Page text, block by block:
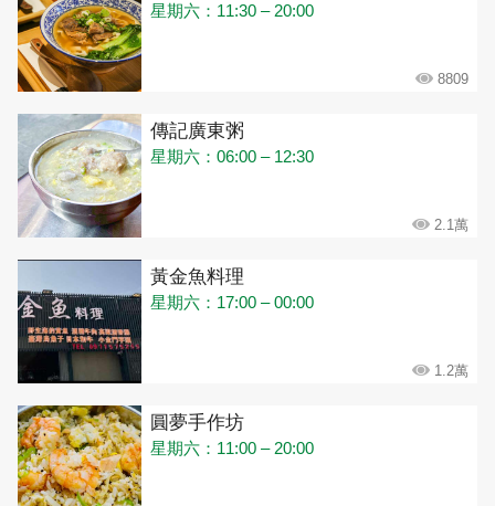
星期六：11:30 – 20:00
8809
傳記廣東粥
星期六：06:00 – 12:30
2.1萬
黃金魚料理
星期六：17:00 – 00:00
1.2萬
圓夢手作坊
星期六：11:00 – 20:00